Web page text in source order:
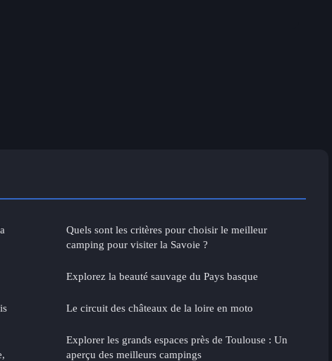
Quels sont les critères pour choisir le meilleur
camping pour visiter la Savoie ?
Explorez la beauté sauvage du Pays basque
Le circuit des châteaux de la loire en moto
Explorer les grands espaces près de Toulouse : Un
aperçu des meilleurs campings